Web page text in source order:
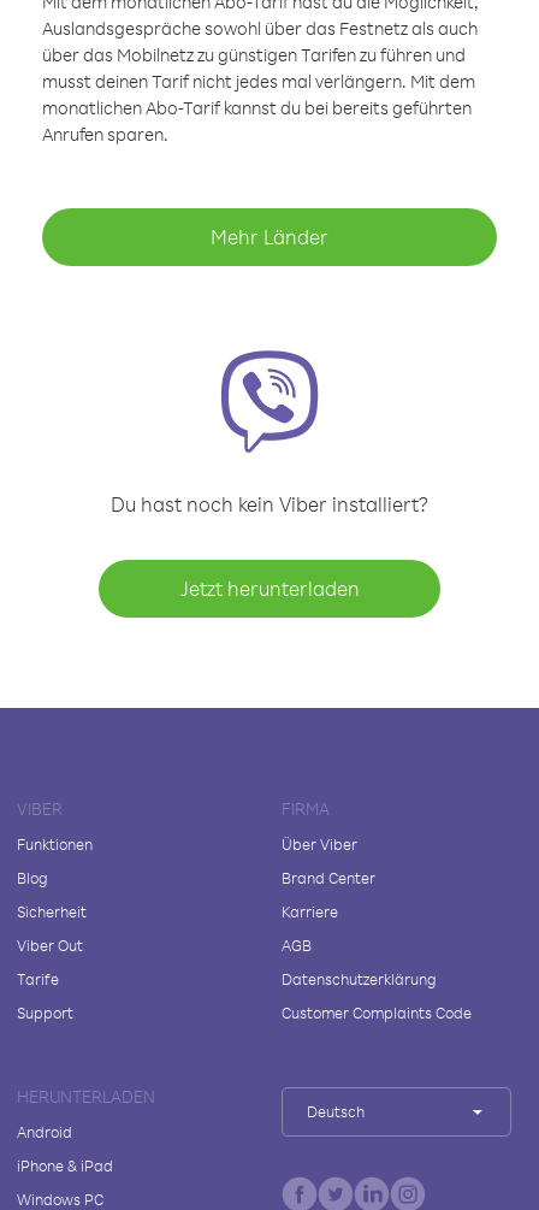
Auslandsgespräche sowohl über das Festnetz als auch
über das Mobilnetz zu günstigen Tarifen zu führen und
musst deinen Tarif nicht jedes mal verlängern. Mit dem
monatlichen Abo-Tarif kannst du bei bereits geführten
Anrufen sparen.
Mehr Länder
Du hast noch kein Viber installiert?
Jetzt herunterladen
VIBER
Funktionen
Blog
Sicherheit
Viber Out
Tarife
Support
FIRMA
Über Viber
Brand Center
Karriere
AGB
Datenschutzerklärung
Customer Complaints Code
HERUNTERLADEN
Android
iPhone & iPad
Windows PC
Deutsch